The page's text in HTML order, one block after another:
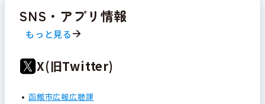
SNS・アプリ情報
もっと見る
X(旧Twitter)
函館市広報広聴課